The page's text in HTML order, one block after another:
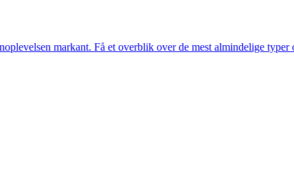
markant. Få et overblik over de mest almindelige typer